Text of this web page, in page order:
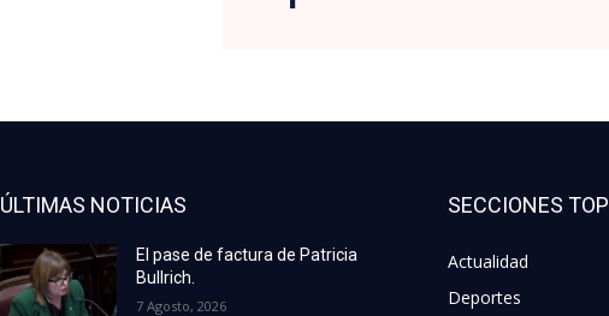
ÚLTIMAS NOTICIAS
El pase de factura de Patricia
Bullrich.
7 Agosto, 2026
SECCIONES TOP
Actualidad
Deportes